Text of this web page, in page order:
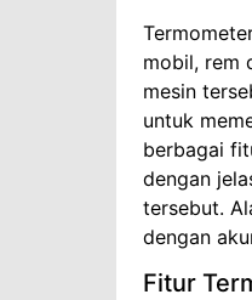
mobil, rem
mesin
untuk
berbagai
dengan
tersebut.
dengan
Fitur